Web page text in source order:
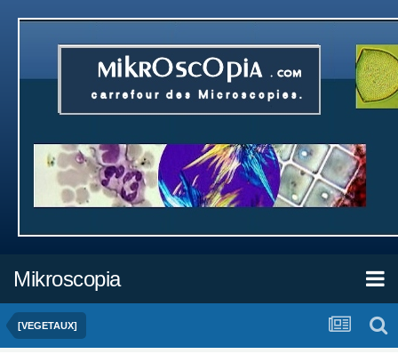
Mikroscopia
[VEGETAUX]